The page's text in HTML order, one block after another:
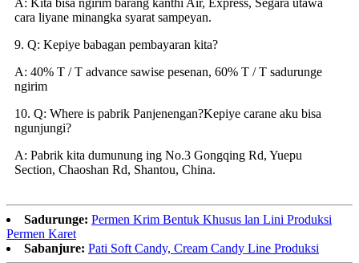
cara liyane minangka syarat sampeyan.
9. Q: Kepiye babagan pembayaran kita?
A: 40% T / T advance sawise pesenan, 60% T / T sadurunge
ngirim
10. Q: Where is pabrik Panjenengan?Kepiye carane aku bisa
ngunjungi?
A: Pabrik kita dumunung ing No.3 Gongqing Rd, Yuepu
Section, Chaoshan Rd, Shantou, China.
Sadurunge: Permen Krim Bentuk Khusus lan Lini Produksi
Permen Karet
Sabanjure: Pati Soft Candy, Cream Candy Line Produksi